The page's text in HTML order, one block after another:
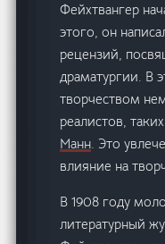
Фейхтвангер
этого, он
рецензий,
драматургии. В
творчеством
реалистов,
Манн. Это
влияние на
В 1908 году
литературный